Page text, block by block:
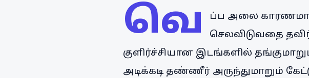
வெ
ப்ப அலை
செலவிடுவதை
குளிர்ச்சியான இடங்களில்
அடிக்கடி தண்ணீர் அருந்துமாறும்